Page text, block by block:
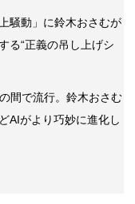
騒動」に鈴木おさむが
る“正義の吊し上げシ
間で流行。鈴木おさむ
AIがより巧妙に進化し